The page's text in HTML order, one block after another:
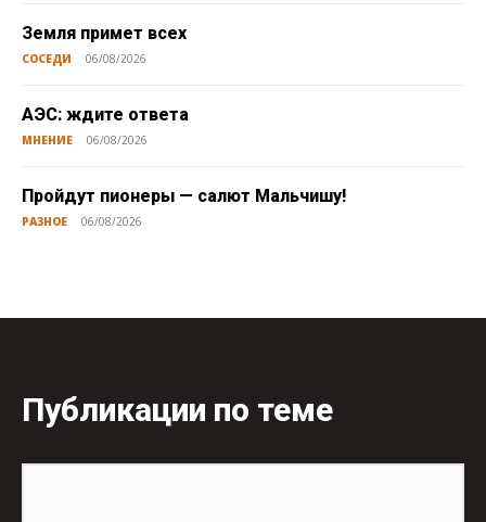
Земля примет всех
СОСЕДИ 06/08/2026
АЭС: ждите ответа
МНЕНИЕ 06/08/2026
Пройдут пионеры — салют Мальчишу!
РАЗНОЕ 06/08/2026
Публикации по теме